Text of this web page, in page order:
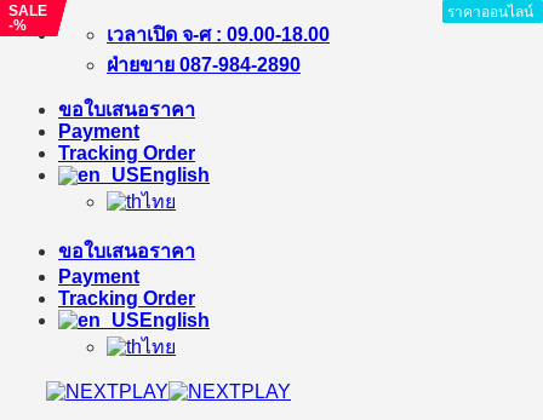
Skip
เวลาเปิด จ-ศ : 09.00-18.00
ฝ่ายขาย 087-984-2890
ขอใบเสนอราคา
Payment
Tracking Order
English
ไทย
ขอใบเสนอราคา
Payment
Tracking Order
English
ไทย
ราคาออนไลน์
SALE
-11%
ราคาออนไลน์
ราคาออนไลน์
ราคาออนไลน์
SALE
-%
ราคาออนไลน์
SALE
-%
ราคาออนไลน์
SALE
-%
ราคาออนไลน์